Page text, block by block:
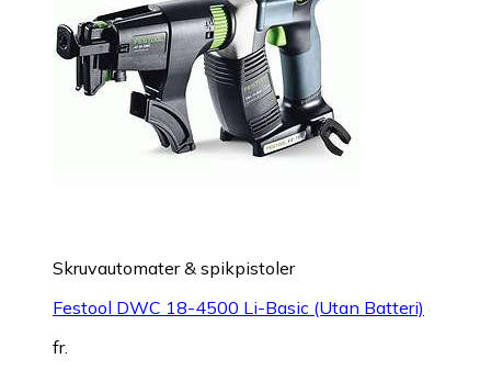
Skruvautomater & spikpistoler
Festool DWC 18-4500 Li-Basic (Utan Batteri)
fr.